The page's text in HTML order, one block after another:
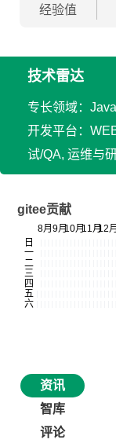
经验值
技术雷达
专长领域：
开发平台：
试/QA, 运维与
gitee贡献
资讯
智库
评论